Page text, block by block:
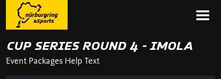
CUP SERIES ROUND 4 - IMOLA
Event Packages Help Text